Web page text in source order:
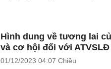
Hình dung về tương lai
và cơ hội đối với ATVSLĐ
01/12/2023 04:07 Chiều